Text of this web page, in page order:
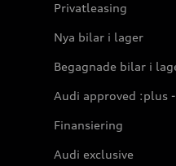
Privatleasing
Nya bilar i lager
Begagnade bilar i
Audi approved :plus
Finansiering
Audi exclusive